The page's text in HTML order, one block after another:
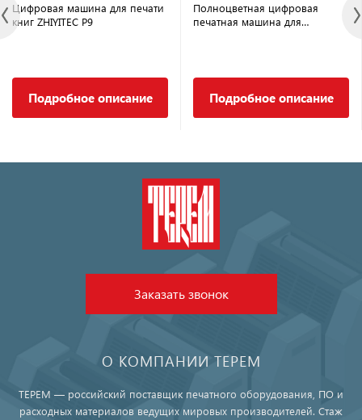
Цифровая машина для печати
книг ZHIYITEC P9
Подробное описание
Полноцветная цифровая
печатная машина для
Подробное описание
Заказать звонок
О КОМПАНИИ ТЕРЕМ
ТЕРЕМ — российский поставщик печатного оборудования, ПО и
расходных материалов ведущих мировых производителей. Стаж